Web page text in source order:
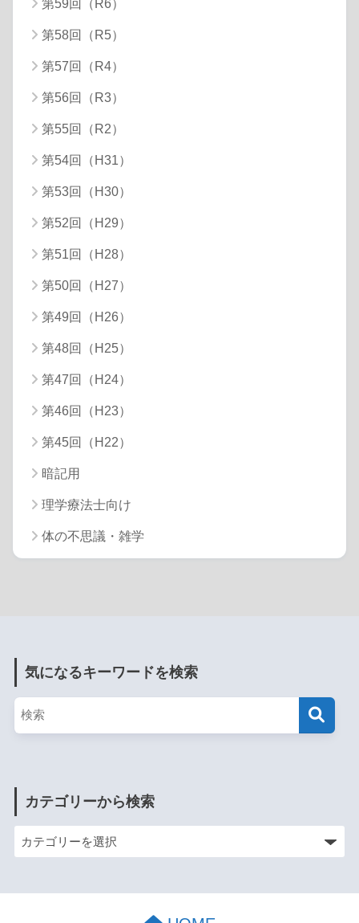
第59回（R6）
第58回（R5）
第57回（R4）
第56回（R3）
第55回（R2）
第54回（H31）
第53回（H30）
第52回（H29）
第51回（H28）
第50回（H27）
第49回（H26）
第48回（H25）
第47回（H24）
第46回（H23）
第45回（H22）
暗記用
理学療法士向け
体の不思議・雑学
気になるキーワードを検索
カテゴリーから検索